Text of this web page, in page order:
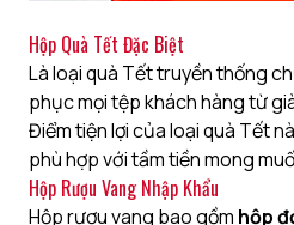
Hộp Quà Tết Đặc Biệt
Là loại quà Tết truyền thống
phục mọi tệp khách hàng từ
Điểm tiện lợi của loại quà Tết
phù hợp với tầm tiền mong
Hộp Rượu Vang Nhập Khẩu
Hộp rượu vang bao gồm hộp